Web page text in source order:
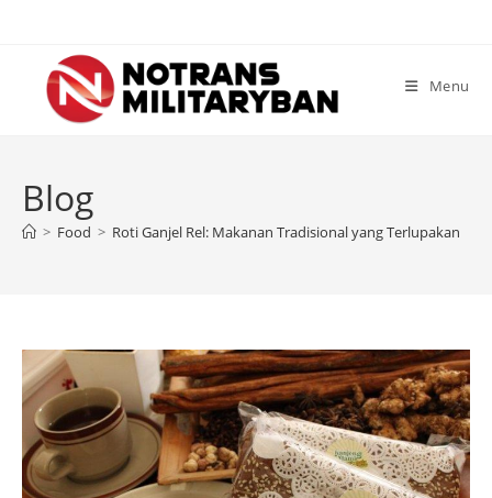
content
Menu
Blog
> Food > Roti Ganjel Rel: Makanan Tradisional yang Terlupakan